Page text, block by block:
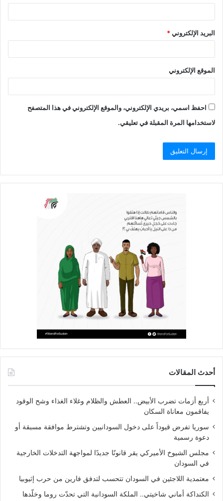
البريد الإلكتروني*
الموقع الإلكتروني
احفظ اسمي، بريدي الإلكتروني، والموقع الإلكتروني في هذا المتصفح
لاستخدامها المرة المقبلة في تعليقي.
أحدث المقالات
أربع أزمات تضرب الأبيض.. العطش والظلام وغلاء الغذاء وشح الوقود
يفاقمون معاناة السكان
سوريا تفرض قيوداً على دخول السودانيين وتشترط موافقة مسبقة أو
دعوة رسمية
مجلس الشيوخ الأميركي يقر قانونًا جديدًا لمواجهة التدخلات الخارجية
في السودان
معتمدية اللاجئين في السودان تتحسب لتدفق فارين من حرب إثيوبيا
الكنداكة أماني شاخيتي.. الملكة السودانية التي تحدّت روما وخلّدها